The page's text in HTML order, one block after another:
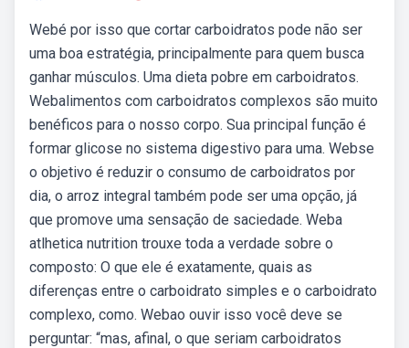
Webé por isso que cortar carboidratos pode não ser
uma boa estratégia, principalmente para quem busca
ganhar músculos. Uma dieta pobre em carboidratos.
Webalimentos com carboidratos complexos são muito
benéficos para o nosso corpo. Sua principal função é
formar glicose no sistema digestivo para uma. Webse
o objetivo é reduzir o consumo de carboidratos por
dia, o arroz integral também pode ser uma opção, já
que promove uma sensação de saciedade. Weba
atlhetica nutrition trouxe toda a verdade sobre o
composto: O que ele é exatamente, quais as
diferenças entre o carboidrato simples e o carboidrato
complexo, como. Webao ouvir isso você deve se
perguntar: “mas, afinal, o que seriam carboidratos